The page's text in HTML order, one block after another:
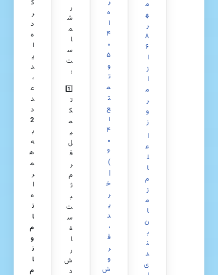
م
ه
ر
۸
۶
ا
ز
ا
م
ر
و
ز
ا
ع
ل
ا
م
ز
م
ا
ن‌
ب
ن
د
ی
ه
۱
۴
۰
۵
و
ت
م
ت
ع
۱
۴
۰
۶
)
|
خ
ر
ی
د
،
ف
ر
و
ش
ر
ش
م
ا
س
ت
:
1️⃣
ت
ک
م
ی
ل
ف
ر
م
ث
ب
ت
س
ف
ا
ر
ش
د
ک
ر
د
ه‌
ا
ی
د
،
ع
د
د
2
ب
ه
ه
م
ر
ا
ه
ن
ا
م
و
ن
ا
م